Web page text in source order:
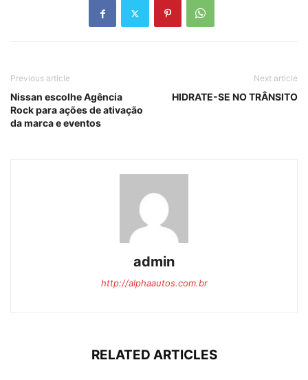
Previous article
Nissan escolhe Agência
Rock para ações de ativação
da marca e eventos
Next article
HIDRATE-SE NO TRÂNSITO
admin
http://alphaautos.com.br
RELATED ARTICLES